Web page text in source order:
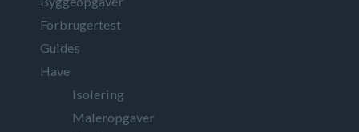
Forbrugertest
Guides
Have
Isolering
Maleropgaver